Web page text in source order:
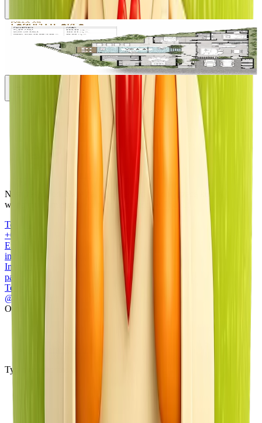
3BR
฿ 34 400 000
3 sypialni
Nasz zespół odpowie na wszelkie pytania dotyczące kupna,
wynajmu i umieszczania nieruchomości w Phuket
Telefon
+66 80 640 1000
Email
info@papayaproperty.com
Instagram
papaya.property
Telegram
@PapayaProperty
O nas
Typ nieruchomości
Wszystkie nieruchomości